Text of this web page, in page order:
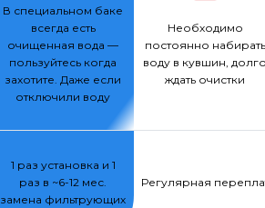
В специальном баке
всегда есть
очищенная вода —
пользуйтесь когда
захотите. Даже если
отключили воду
Необходимо
постоянно набирать
воду в кувшин,
ждать очистки
1 раз установка и 1
раз в ~6-12 мес.
замена фильтрующих
Регулярная